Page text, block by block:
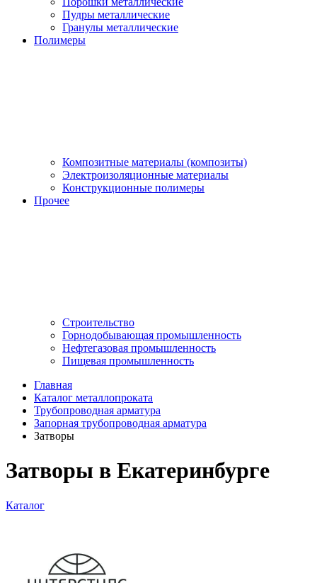
Пудры металлические
Гранулы металлические
Полимеры
Композитные материалы (композиты)
Электроизоляционные материалы
Конструкционные полимеры
Прочее
Строительство
Горнодобывающая промышленность
Нефтегазовая промышленность
Пищевая промышленность
Главная
Каталог металлопроката
Трубопроводная арматура
Запорная трубопроводная арматура
Затворы
Затворы в Екатеринбурге
Каталог